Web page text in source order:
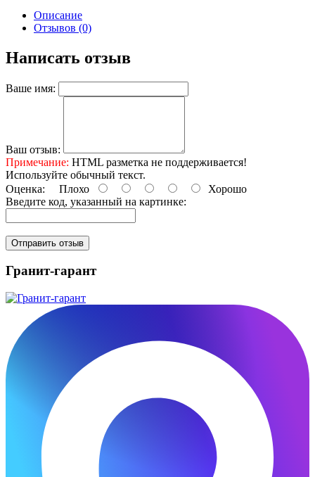
Описание
Отзывов (0)
Написать отзыв
Ваше имя:
Ваш отзыв:
Примечание: HTML разметка не поддерживается!
Используйте обычный текст.
Оценка: Плохо
Хорошо
Введите код, указанный на картинке:
Отправить отзыв
Гранит-гарант